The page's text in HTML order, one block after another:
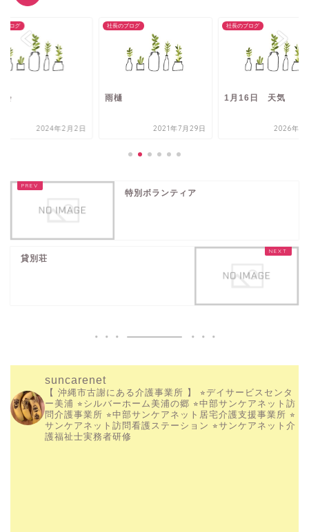
ブログ
会
2024年2月2日
社長のブログ
雨樋
2021年7月29日
社長のブログ
1月16日 天気
2026年1
特別ボランティア
貸別荘
suncarenet
【 沖縄市古謝にある介護事業所 】
⭐︎デイサービスセンタ
ー美浦 ⭐︎シルバーホーム美浦の郷 ⭐︎中部サンケアネット訪
問介護事業所 ⭐︎中部サンケアネット居宅介護支援事業所 ⭐︎
サンケアネット訪問看護ステーション ⭐︎サンケアネット介
護福祉士実務者研修